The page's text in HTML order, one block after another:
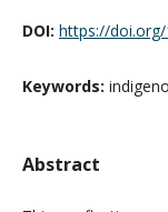
DOI: https://
Keywords:
Abstract